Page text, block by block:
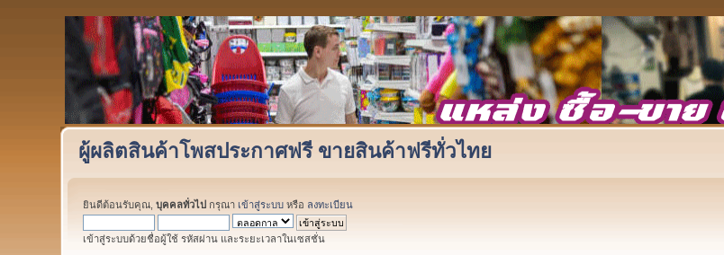
ผู้ผลิตสินค้าโพสประกาศฟรี ขายสินค้าฟรีทั่วไทย
ยินดีต้อนรับคุณ,บุคคลทั่วไป กรุณา เข้าสู่ระบบ หรือ ลงทะเบียน
เข้าสู่ระบบด้วยชื่อผู้ใช้ รหัสผ่าน และระยะเวลาในเซสชั่น